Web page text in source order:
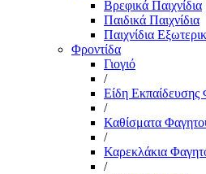
Βρεφικά Παιχνίδια
Παιδικά Παιχνίδια
Παιχνίδια
Φροντίδα
Γιογιό
/
Είδη Εκπαίδευσης
/
Καθίσματα
/
Καρεκλάκια
/